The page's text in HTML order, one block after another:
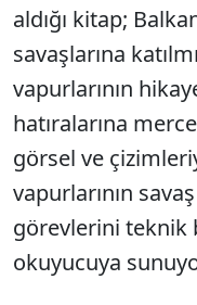
aldığı kitap;
savaşlarına
vapurlarının
hatıralarına
görsel ve
vapurlarının
görevlerini teknik
okuyucuya